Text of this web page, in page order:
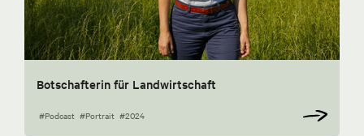
Botschafterin für Landwirtschaft
#Podcast #Portrait #2024